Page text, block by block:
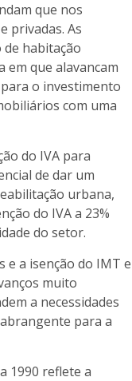
que nos
privadas. As
de habitação
em que alavancam
o investimento
com uma
do IVA para
de dar um
urbana,
do IVA a 23%
do setor.
a isenção do IMT e
muito
a necessidades
para a
1990 reflete a